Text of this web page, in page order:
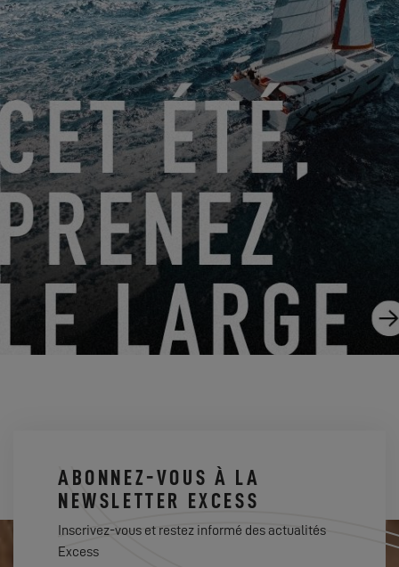
OWNER’S STORIES – JAMES LEE - ARC 2023
06.09.2024
EXCESS OWNERS STORIES – HÉLÈNE, LAURENT ET
LEURS ENFANTS
26.08.2024
ABONNEZ-VOUS À LA
NEWSLETTER EXCESS
Inscrivez-vous et restez informé des actualités
Excess